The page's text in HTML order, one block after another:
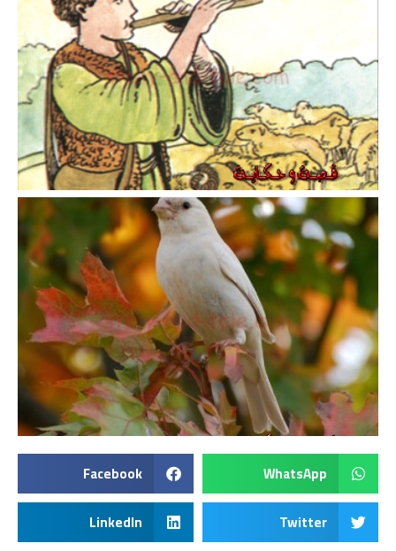
WhatsApp
Facebook
Twitter
LinkedIn